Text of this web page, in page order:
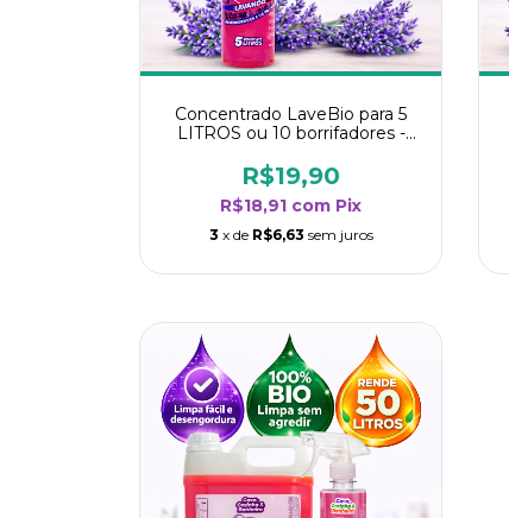
Concentrado LaveBio para 5
LITROS ou 10 borrifadores -
- Lavanda
R$19,90
R$18,91 com Pix
3 x de R$6,63 sem juros